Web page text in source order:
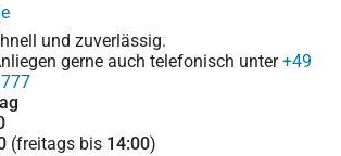
und zuverlässig.
gerne auch telefonisch unter+49
(freitags bis 14:00)